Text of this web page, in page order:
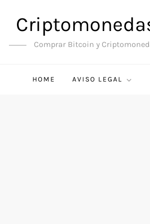
Comprar Bitcoin y
HOME AVISO LEGAL